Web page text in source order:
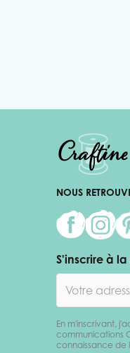
NOUS
S'inscrire à
En m'inscrivant,
communications
connaissance de